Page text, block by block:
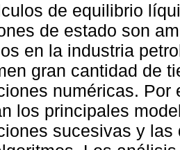
de equilibrio
de estado son
en la industria
gran cantidad de
numéricas. Por
los principales
sucesivas y